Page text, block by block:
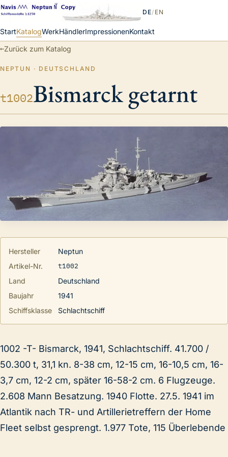
StartKatalogWerkHändlerImpressionenKontakt
DE/ EN
←Zurück zum Katalog
NEPTUN · DEUTSCHLAND
t1002Bismarck getarnt
Hersteller
Neptun
Artikel-Nr.
t1002
Land
Deutschland
Baujahr
1941
Schiffsklasse
Schlachtschiff
1002 -T- Bismarck, 1941, Schlachtschiff. 41.700 /
50.300 t, 31,1 kn. 8-38 cm, 12-15 cm, 16-10,5 cm, 16-
3,7 cm, 12-2 cm, später 16-58-2 cm. 6 Flugzeuge.
2.608 Mann Besatzung. 1940 Flotte. 27.5. 1941 im
Atlantik nach TR- und Artillerietreffern der Home
Fleet selbst gesprengt. 1.977 Tote, 115 Überlebende